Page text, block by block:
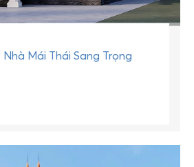
Mái Thái Sang Trọng